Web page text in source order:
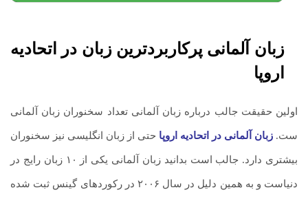
زبان آلمانی پرکاربردترین زبان در اتحادیه
اروپا
اولین حقیقت جالب درباره زبان آلمانی تعداد سخنوران زبان آلمانی
ست. زبان آلمانی در اتحادیه اروپا حتی از زبان انگلیسی نیز سخنوران
بیشتری دارد. جالب است بدانید زبان آلمانی یکی از ۱۰ زبان رایج در
دنیاست و به همین دلیل در سال ۲۰۰۶ در رکوردهای گینس ثبت شده